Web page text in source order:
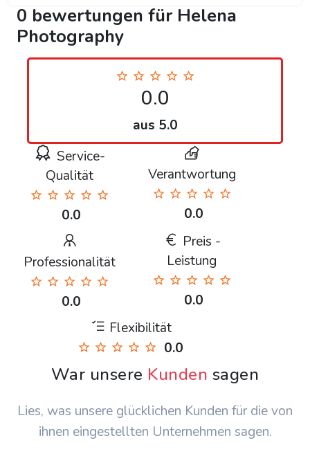
0 bewertungen für Helena
Photography
0.0
aus 5.0
Service-
Qualität
0.0
Verantwortung
0.0
Professionalität
0.0
Preis -
Leistung
0.0
Flexibilität
0.0
War unsere Kunden sagen
Lies, was unsere glücklichen Kunden für die von
ihnen eingestellten Unternehmen sagen.